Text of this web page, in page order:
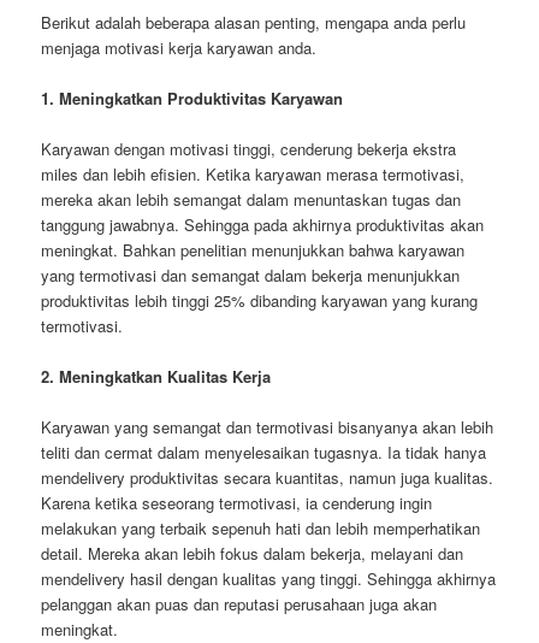
Berikut adalah beberapa alasan penting, mengapa anda perlu
menjaga motivasi kerja karyawan anda.
1. Meningkatkan Produktivitas Karyawan
Karyawan dengan motivasi tinggi, cenderung bekerja ekstra
miles dan lebih efisien. Ketika karyawan merasa termotivasi,
mereka akan lebih semangat dalam menuntaskan tugas dan
tanggung jawabnya. Sehingga pada akhirnya produktivitas akan
meningkat. Bahkan penelitian menunjukkan bahwa karyawan
yang termotivasi dan semangat dalam bekerja menunjukkan
produktivitas lebih tinggi 25% dibanding karyawan yang kurang
termotivasi.
2. Meningkatkan Kualitas Kerja
Karyawan yang semangat dan termotivasi bisanyanya akan lebih
teliti dan cermat dalam menyelesaikan tugasnya. Ia tidak hanya
mendelivery produktivitas secara kuantitas, namun juga kualitas.
Karena ketika seseorang termotivasi, ia cenderung ingin
melakukan yang terbaik sepenuh hati dan lebih memperhatikan
detail. Mereka akan lebih fokus dalam bekerja, melayani dan
mendelivery hasil dengan kualitas yang tinggi. Sehingga akhirnya
pelanggan akan puas dan reputasi perusahaan juga akan
meningkat.